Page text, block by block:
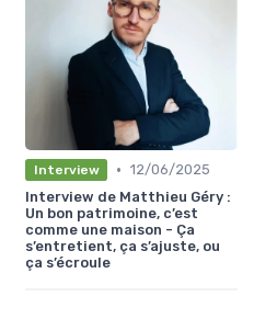
Interview • 12/06/2025
Interview de Matthieu Géry :
Un bon patrimoine, c’est
comme une maison - Ça
s’entretient, ça s’ajuste, ou
ça s’écroule